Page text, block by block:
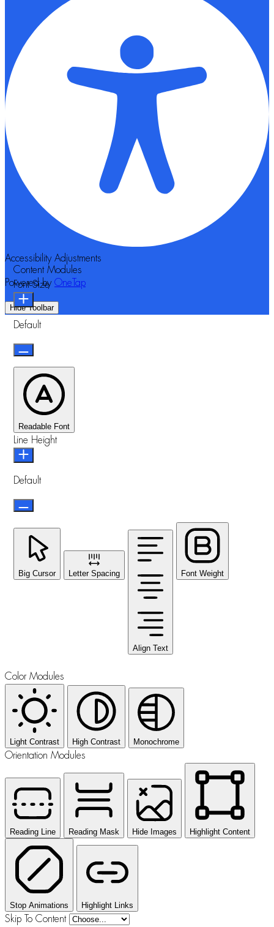
Accessibility Adjustments
Powered by OneTap
Hide Toolbar
Content Modules
Font Size
Default
Readable Font
Line Height
Default
Big Cursor Letter Spacing
Align Text
Font Weight
Color Modules
Light Contrast High Contrast Monochrome
Orientation Modules
Reading Line Reading Mask Hide Images Highlight Content
Stop Animations Highlight Links
Skip To Content